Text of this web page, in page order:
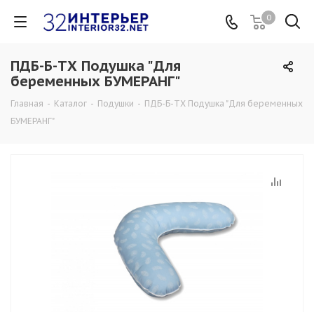
0
ПДБ-Б-ТХ Подушка "Для
беременных БУМЕРАНГ"
Главная - Каталог - Подушки - ПДБ-Б-ТХ Подушка "Для беременных
БУМЕРАНГ"